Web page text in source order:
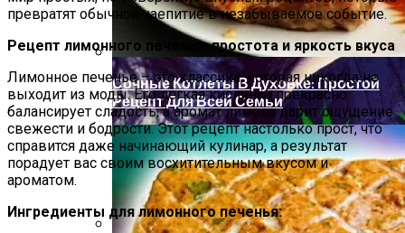
Семью От Меланомы
Сочные Котлеты В Духовке: Простой
Рецепт Для Всей Семьи
превратят обычное чаепитие в незабываемое событие.
Рецепт лимонного печенья: простота и яркость вкуса
Лимонное печенье – это классика, которая никогда не
выходит из моды. Его легкая кислинка прекрасно
балансирует сладость, а аромат лимона дарит ощущение
свежести и бодрости. Этот рецепт настолько прост, что
справится даже начинающий кулинар, а результат
порадует вас своим восхитительным вкусом и
ароматом.
Ингредиенты для лимонного печенья: